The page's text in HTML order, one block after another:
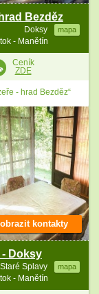
Bezděz
Doksy mapa
- Manětín
Ceník
ZDE
- hrad Bezděz“
Doksy
Staré Splavy mapa
- Manětín
kontakty